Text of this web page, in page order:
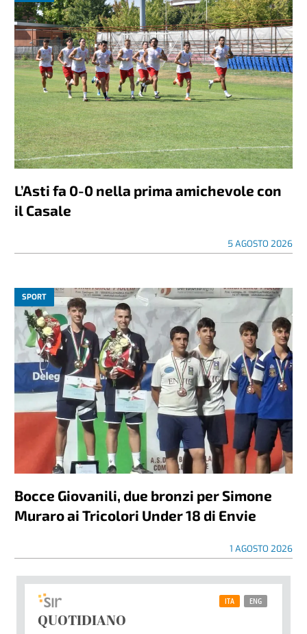
L’Asti fa 0-0 nella prima amichevole con
il Casale
5 AGOSTO 2026
SPORT
Bocce Giovanili, due bronzi per Simone
Muraro ai Tricolori Under 18 di Envie
1 AGOSTO 2026